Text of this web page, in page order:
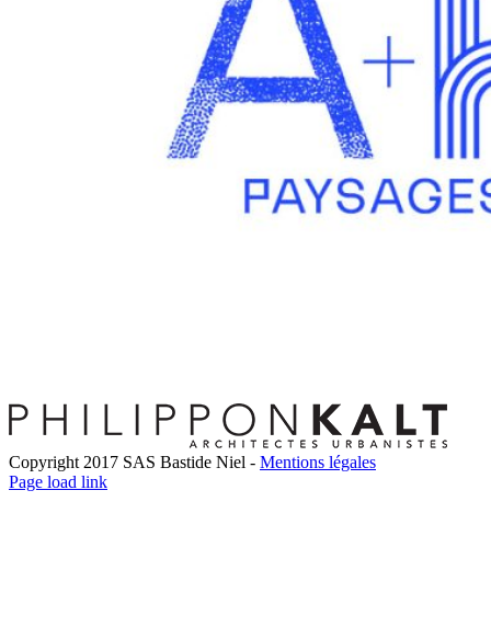
Copyright 2017 SAS Bastide Niel - Mentions légales
Facebook
Twitter
LinkedIn
Instagram
Pinterest
Page load link